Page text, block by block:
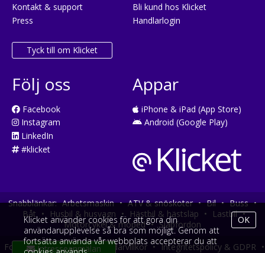
Kontakt & support
Press
Tyck till om Klicket
Bli kund hos Klicket
Handlarlogin
Följ oss
Facebook
Instagram
LinkedIn
#klicket
Appar
iPhone & iPad (App Store)
Android (Google Play)
Snabblänkar: Arbetsmaskin • ATV & snöskoter • Bil • Buss •
Båt • Husbil & husvagn • Hästbil & hästsläp • Lastbil •
Motorcykel & moped • Släpfordon
Fordonsköp online • Användarvillkor • Integritetspolicy & GDPR •
Klicket använder cookies för att göra din
användarupplevelse så bra som möjligt. Genom att
fortsätta använda vår webbplats accepterar du att
OK